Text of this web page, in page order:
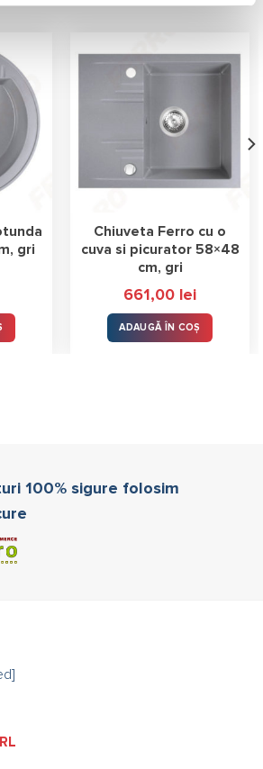
gri
Chiuveta Ferro cu o
cuva si picurator 58×48
cm, gri
661,00 lei
ADAUGĂ ÎN COȘ
100% sigure folosim